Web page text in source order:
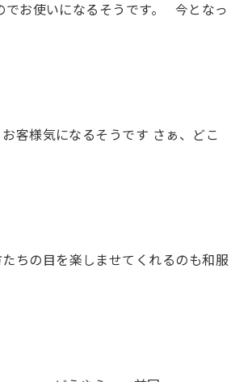
お使いになるそうです。 今となっ
客様気になるそうです さぁ、どこ
ちの目を楽しませてくれるのも和服